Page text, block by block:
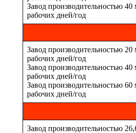
Завод производительностью
рабочих дней/год
Завод производительностью
рабочих дней/год
Завод производительностью
рабочих дней/год
Завод производительностью
рабочих дней/год
Завод производительностью